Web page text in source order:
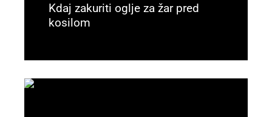
Kdaj zakuriti oglje za žar pred
kosilom